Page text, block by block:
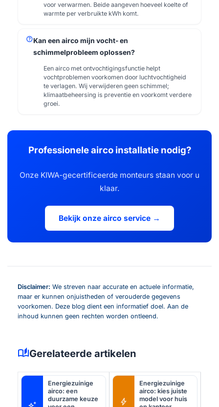
voor verwarmen. Beide aangeven hoeveel koelte of
warmte per verbruikte kWh komt.
helpKan een airco mijn vocht- en
schimmelprobleem oplossen?
Een airco met ontvochtigingsfunctie helpt
vochtproblemen voorkomen door luchtvochtigheid
te verlagen. Wij verwijderen geen schimmel;
klimaatbeheersing is preventie en voorkomt verdere
groei.
Professionele airco installatie nodig?
Onze KIWA-gecertificeerde monteurs staan voor u
klaar.
Bekijk onze airco service →
Disclaimer: We streven naar accurate en actuele informatie,
maar er kunnen onjuistheden of verouderde gegevens
voorkomen. Deze blog dient een informatief doel. Aan de
inhoud kunnen geen rechten worden ontleend.
auto_storiesGerelateerde artikelen
Energiezuinige
airco: een
duurzame keuze
bolt
Energiezuinige
airco: kies juiste
model voor huis